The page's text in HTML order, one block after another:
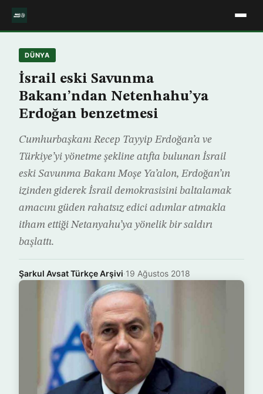
DÜNYA
İsrail eski Savunma
Bakanı’ndan Netenhahu’ya
Erdoğan benzetmesi
Cumhurbaşkanı Recep Tayyip Erdoğan’a ve
Türkiye’yi yönetme şekline atıfta bulunan İsrail
eski Savunma Bakanı Moşe Ya’alon, Erdoğan’ın
izinden giderek İsrail demokrasisini baltalamak
amacını güden rahatsız edici adımlar atmakla
itham ettiği Netanyahu’ya yönelik bir saldırı
başlattı.
Şarkul Avsat Türkçe Arşivi·19 Ağustos 2018